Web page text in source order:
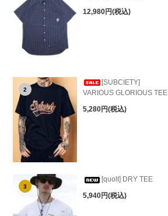
12,980円(税込)
2
[SUBCIETY]
VARIOUS GLORIOUS TEE
5,280円(税込)
3
[quolt] DRY TEE
5,940円(税込)